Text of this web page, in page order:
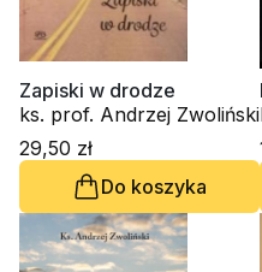
Zapiski w drodze
ks. prof. Andrzej Zwoliński
29,50 zł
Do koszyka